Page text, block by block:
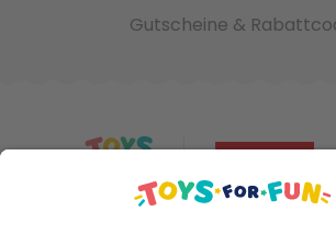
Gutscheine &